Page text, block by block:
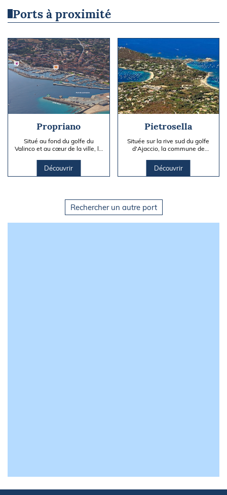
Ports à proximité
Propriano
Situé au fond du golfe du
Valinco et au cœur de la ville, le
plaisance de Propriano est...
Découvrir
Pietrosella
Située sur la rive sud du golfe
d'Ajaccio, la commune de
mouillage organisé de
360 bouées,...
Découvrir
Rechercher un autre port